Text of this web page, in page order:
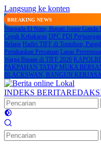
Langsung ke konten
BREAKING NEWS
Waspada El Nino, Bupati Joune
Cegah Kebakaran DPC PDI
Belang Hadiri TIFF di Tomohon,
Pertahankan Persatuan Lapas
Warga Binaan di TIFF 2026
PAKPAHAN TATAP MUKA
BLACKSWAN, BANGUN
INDEKS BERITA